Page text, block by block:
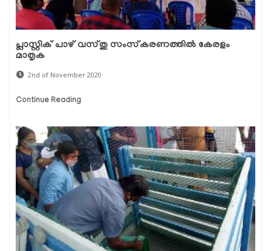
പ്ലാസ്റ്റിക് പാഴ് വസ്തു സംസ്‌കരണത്തില്‍ കേരളം
മാതൃക
2nd of November 2020
Continue Reading